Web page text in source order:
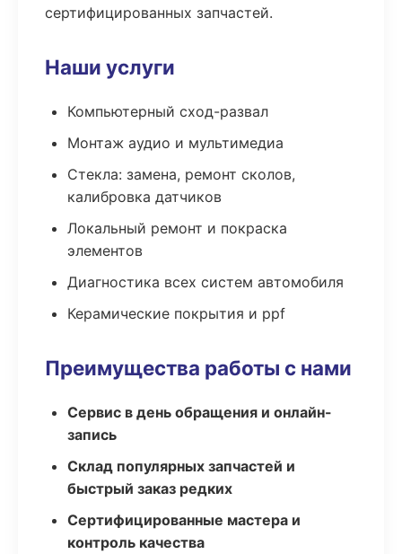
сертифицированных запчастей.
Наши услуги
Компьютерный сход-развал
Монтаж аудио и мультимедиа
Стекла: замена, ремонт сколов,
калибровка датчиков
Локальный ремонт и покраска
элементов
Диагностика всех систем автомобиля
Керамические покрытия и ppf
Преимущества работы с нами
Сервис в день обращения и онлайн-
запись
Склад популярных запчастей и
быстрый заказ редких
Сертифицированные мастера и
контроль качества